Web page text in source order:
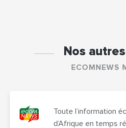
Nos
ECOMNEWS
Toute l’information
d’Afrique en temps